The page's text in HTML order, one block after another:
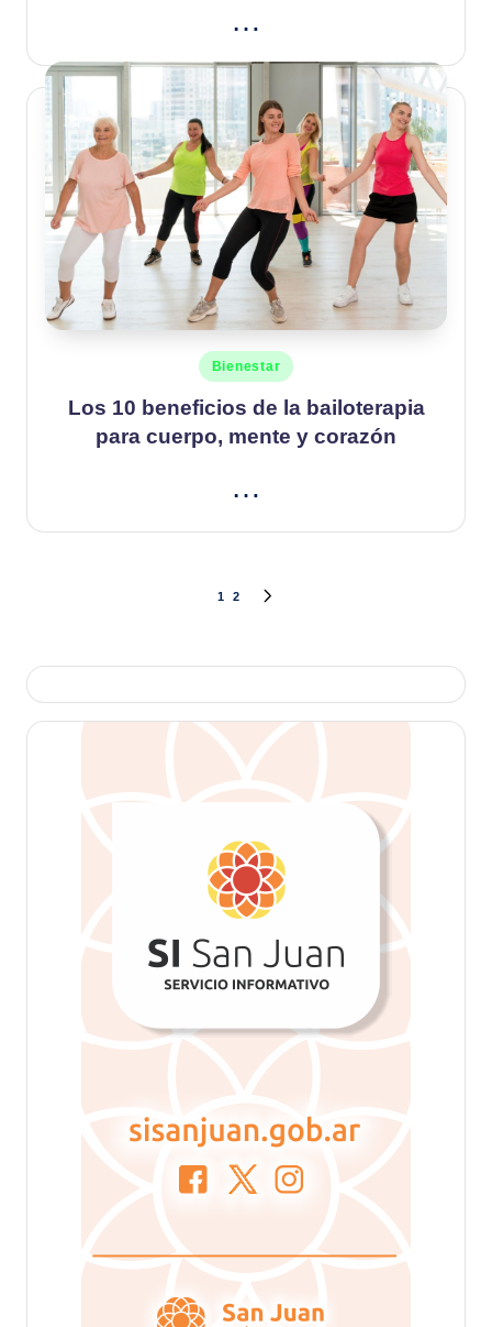
…
Publicado
en
Bienestar
Los 10 beneficios de la bailoterapia
para cuerpo, mente y corazón
…
entradas
1 2